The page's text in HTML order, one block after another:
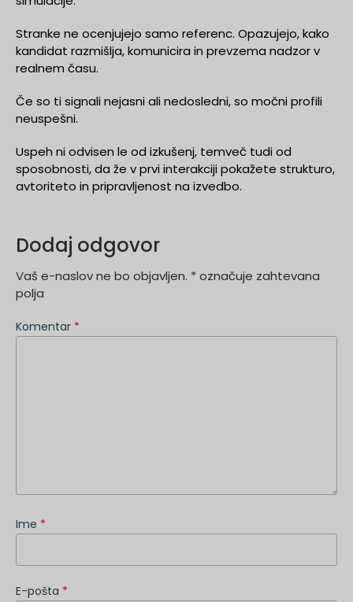
Stranke ne ocenjujejo samo referenc. Opazujejo, kako
kandidat razmišlja, komunicira in prevzema nadzor v
realnem času.
Če so ti signali nejasni ali nedosledni, so močni profili
neuspešni.
Uspeh ni odvisen le od izkušenj, temveč tudi od
sposobnosti, da že v prvi interakciji pokažete strukturo,
avtoriteto in pripravljenost na izvedbo.
Dodaj odgovor
Vaš e-naslov ne bo objavljen. * označuje zahtevana
polja
Komentar *
Ime *
E-pošta *